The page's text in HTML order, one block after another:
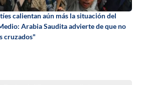
calientan aún más la situación del
Arabia Saudita advierte de que no
cruzados"